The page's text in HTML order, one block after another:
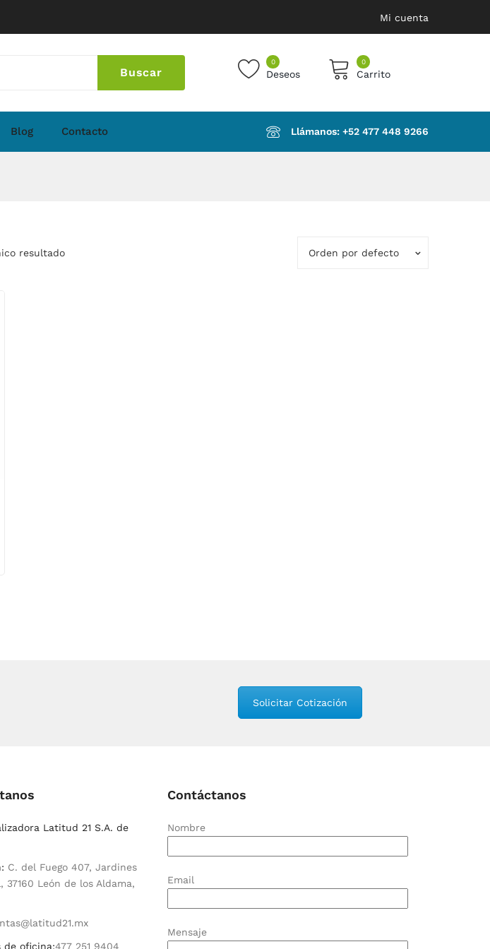
Mi cuenta
Buscar
0
Deseos
0
Carrito
No products in the cart.
Blog Contacto Llámanos: ‪+52 477 448 9266‬
resultado Orden por defecto
Solicitar Cotización
Latitud 21 S.A. de
C. del Fuego 407, Jardines
37160 León de los Aldama,
de oficina:477 251 9404
Contáctanos
Nombre
Email
Mensaje